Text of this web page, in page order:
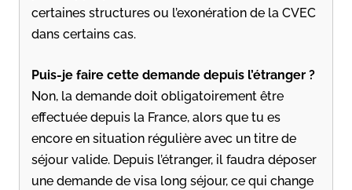
certaines structures ou l’exonération de la CVEC
dans certains cas.
Puis-je faire cette demande depuis l’étranger ?
Non, la demande doit obligatoirement être
effectuée depuis la France, alors que tu es
encore en situation régulière avec un titre de
séjour valide. Depuis l’étranger, il faudra déposer
une demande de visa long séjour, ce qui change